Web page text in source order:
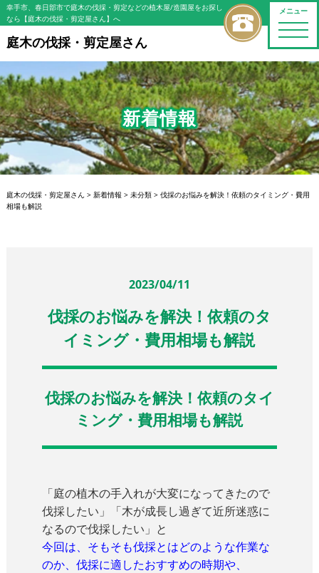
メニュー
toggle
幸手市、春日部市で庭木の伐採・剪定などの植木屋/造園屋をお探し
なら【庭木の伐採・剪定屋さん】へ
庭木の伐採・剪定屋さん
新着情報
庭木の伐採・剪定屋さん > 新着情報 > 未分類> 伐採のお悩みを解決！依頼のタイミング・費用
相場も解説
2023/04/11
伐採のお悩みを解決！依頼のタ
イミング・費用相場も解説
伐採のお悩みを解決！依頼のタイ
ミング・費用相場も解説
「庭の植木の手入れが大変になってきたので
伐採したい」「木が成長し過ぎて近所迷惑に
なるので伐採したい」と
今回は、そもそも伐採とはどのような作業な
のか、伐採に適したおすすめの時期や、